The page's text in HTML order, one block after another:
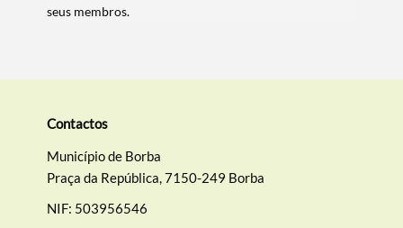
seus membros.
Contactos
Município de Borba
Praça da República, 7150-249 Borba
NIF: 503956546